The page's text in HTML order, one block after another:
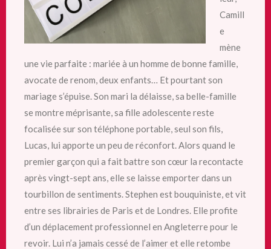
Camill
e
mène
une vie parfaite : mariée à un homme de bonne famille,
avocate de renom, deux enfants… Et pourtant son
mariage s’épuise. Son mari la délaisse, sa belle-famille
se montre méprisante, sa fille adolescente reste
focalisée sur son téléphone portable, seul son fils,
Lucas, lui apporte un peu de réconfort. Alors quand le
premier garçon qui a fait battre son cœur la recontacte
après vingt-sept ans, elle se laisse emporter dans un
tourbillon de sentiments. Stephen est bouquiniste, et vit
entre ses librairies de Paris et de Londres. Elle profite
d’un déplacement professionnel en Angleterre pour le
revoir. Lui n’a jamais cessé de l’aimer et elle retombe